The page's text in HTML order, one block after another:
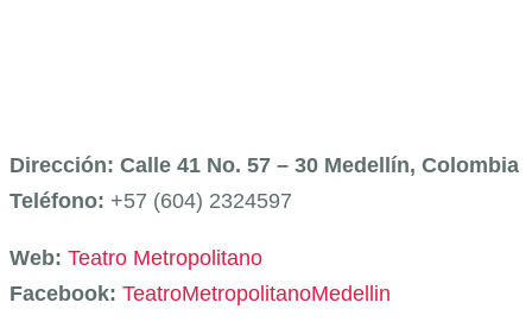
Dirección: Calle 41 No. 57 – 30 Medellín, Colombia
Teléfono: +57 (604) 2324597
Web: Teatro Metropolitano
Facebook: TeatroMetropolitanoMedellin